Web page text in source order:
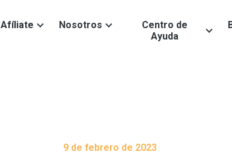
Afíliate Nosotros
Centro de
Ayuda
9 de febrero de 2023